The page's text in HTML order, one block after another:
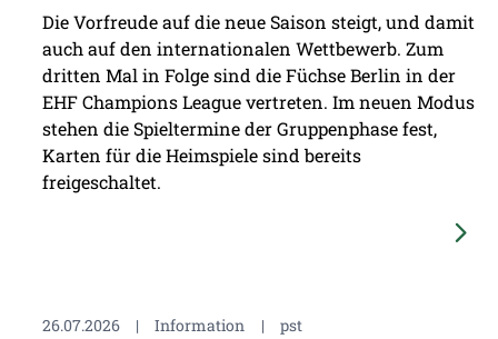
Die Vorfreude auf die neue Saison steigt, und damit
auch auf den internationalen Wettbewerb. Zum
dritten Mal in Folge sind die Füchse Berlin in der
EHF Champions League vertreten. Im neuen Modus
stehen die Spieltermine der Gruppenphase fest,
Karten für die Heimspiele sind bereits
freigeschaltet.
26.07.2026 | Information | pst